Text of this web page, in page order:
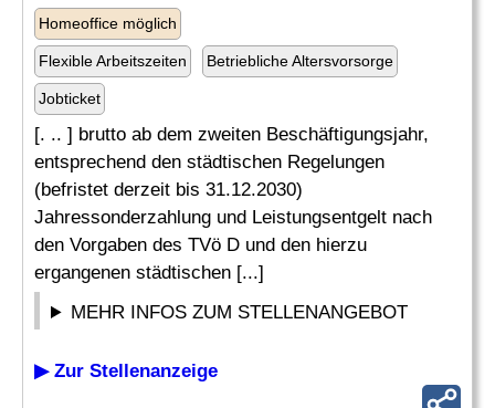
Homeoffice möglich
Flexible Arbeitszeiten Betriebliche Altersvorsorge
Jobticket
[. .. ] brutto ab dem zweiten Beschäftigungsjahr,
entsprechend den städtischen Regelungen
(befristet derzeit bis 31.12.2030)
Jahressonderzahlung und Leistungsentgelt nach
den Vorgaben des TVö D und den hierzu
ergangenen städtischen [...]
MEHR INFOS ZUM STELLENANGEBOT
▶ Zur Stellenanzeige